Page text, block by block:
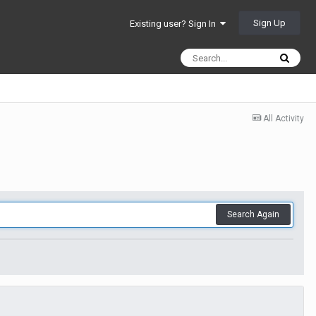
Existing user? Sign In Sign Up
All Activity
Search Again